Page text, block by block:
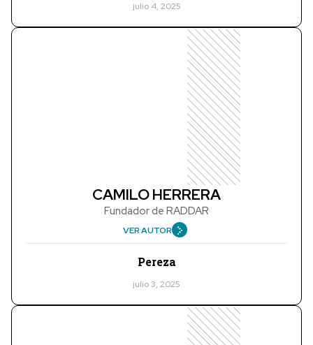
julio 4, 2025
CAMILO HERRERA
Fundador de RADDAR
VER AUTOR
Pereza
julio 3, 2025